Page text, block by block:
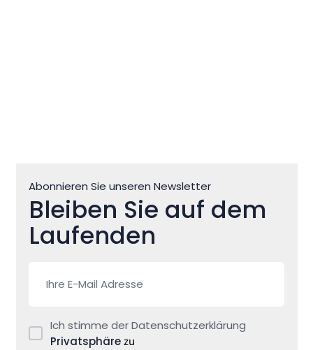
Abonnieren Sie unseren Newsletter
Bleiben Sie auf dem
Laufenden
Ich stimme der Datenschutzerklärung
Privatsphäre zu